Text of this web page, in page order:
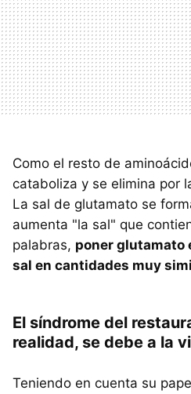
Como el resto de
cataboliza y se elimina por
La sal de glutamato se
aumenta "la sal" que
palabras, poner glutamato
sal en cantidades muy
El síndrome del
realidad, se debe a la
Teniendo en cuenta su